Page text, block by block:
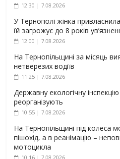
12:30 | 7.08.2026
У Тернополі жінка
їй загрожує до 8 років
12:00 | 7.08.2026
На Тернопільщині за місяць
нетверезих водіїв
11:25 | 7.08.2026
Державну екологічну
реорганізують
10:55 | 7.08.2026
На Тернопільщині під колеса
пішохід, а в реанімацію –
мотоцикла
10:16 | 7.08.2026